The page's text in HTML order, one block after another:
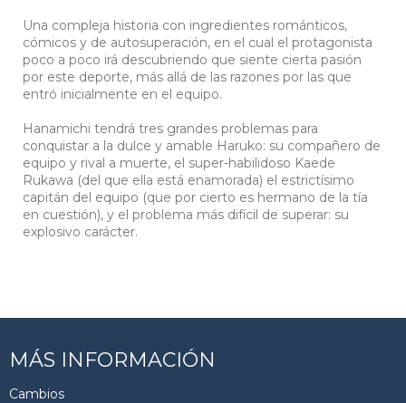
Una compleja historia con ingredientes románticos,
cómicos y de autosuperación, en el cual el protagonista
poco a poco irá descubriendo que siente cierta pasión
por este deporte, más allá de las razones por las que
entró inicialmente en el equipo.
Hanamichi tendrá tres grandes problemas para
conquistar a la dulce y amable Haruko: su compañero de
equipo y rival a muerte, el super-habilidoso Kaede
Rukawa (del que ella está enamorada) el estrictísimo
capitán del equipo (que por cierto es hermano de la tía
en cuestión), y el problema más difícil de superar: su
explosivo carácter.
MÁS INFORMACIÓN
Cambios